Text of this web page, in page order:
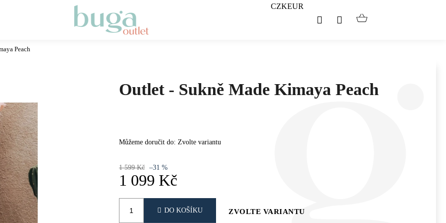
CZKEUR
Hledat PřihlášeníNákupní
Peach
Outlet - Sukně Made Kimaya Peach
Můžeme doručit do: Zvolte variantu
1 599 Kč –31 %
1 099 Kč
DO KOŠÍKU
ZVOLTE VARIANTU
Co potřebujete najít?
HLEDAT
DOPORUČUJEME